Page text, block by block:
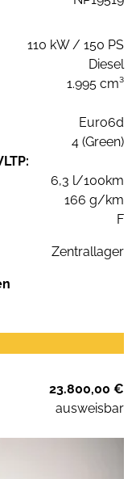
110 kW / 150 PS
Diesel
1.995 cm³
Euro6d
4 (Green)
6,3 l/100km
166 g/km
F
Zentrallager
23.800,00 €
ausweisbar